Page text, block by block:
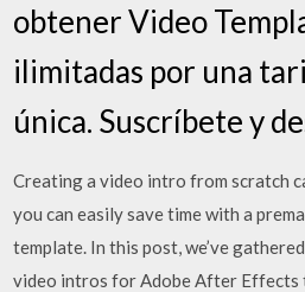
obtener Video
ilimitadas por una
única. Suscríbete y
Creating a video intro from scratch
you can easily save time with a
template. In this post, we’ve
video intros for Adobe After Effects